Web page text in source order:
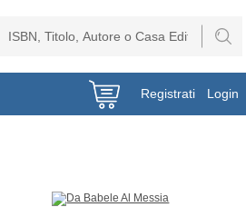
Registrati Login